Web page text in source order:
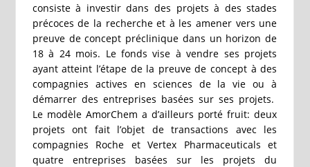
consiste à investir dans des projets à des stades
précoces de la recherche et à les amener vers une
preuve de concept préclinique dans un horizon de
18 à 24 mois. Le fonds vise à vendre ses projets
ayant atteint l’étape de la preuve de concept à des
compagnies actives en sciences de la vie ou à
démarrer des entreprises basées sur ses projets.
Le modèle AmorChem a d’ailleurs porté fruit: deux
projets ont fait l’objet de transactions avec les
compagnies Roche et Vertex Pharmaceuticals et
quatre entreprises basées sur les projets du